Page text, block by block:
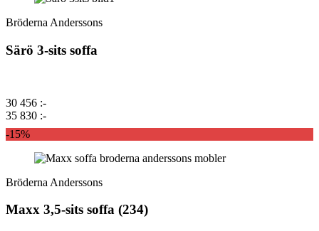
Bröderna Anderssons
Särö 3-sits soffa
30 456 :-
35 830 :-
-15%
Bröderna Anderssons
Maxx 3,5-sits soffa (234)